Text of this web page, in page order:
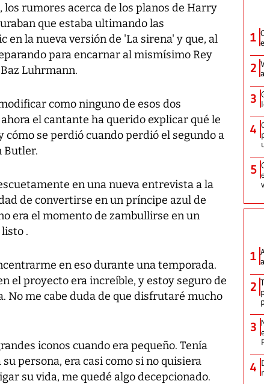
los rumores acerca de los planos de Harry
que estaba ultimando las
en la nueva versión de 'La sirena' y que, al
para encarnar al mismísimo Rey
Luhrmann.
como ninguno de esos dos
el cantante ha querido explicar qué le
se perdió cuando perdió el segundo a
Butler.
en una nueva entrevista a la
de convertirse en un príncipe azul de
era el momento de zambullirse en un
.
en eso durante una temporada.
el proyecto era increíble, y estoy seguro de
No me cabe duda de que disfrutaré mucho
iconos cuando era pequeño. Tenía
persona, era casi como si no quisiera
su vida, me quedé algo decepcionado.
1
2
3
4
5
1
2
3
4